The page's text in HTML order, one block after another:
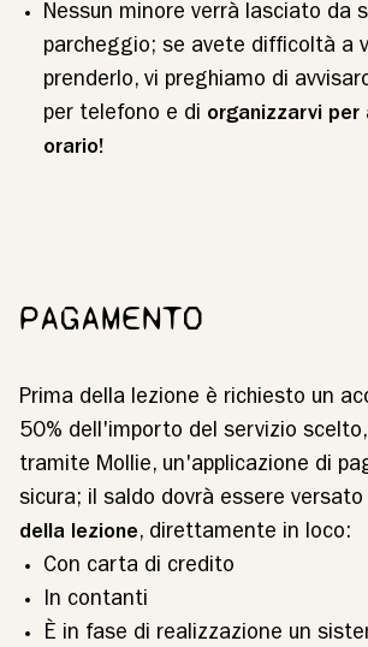
Nessun minore verrà lasciato da
parcheggio; se avete difficoltà a
prenderlo, vi preghiamo di
per telefono e di organizzarvi per
orario!
PAGAMENTO
Prima della lezione è richiesto un
50% dell'importo del servizio
tramite Mollie, un'applicazione di
sicura; il saldo dovrà essere versato
della lezione, direttamente in loco:
Con carta di credito
In contanti
È in fase di realizzazione un